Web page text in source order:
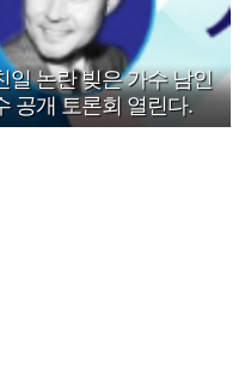
일 논란 빚은 가수 남인
공개 토론회 열린다.